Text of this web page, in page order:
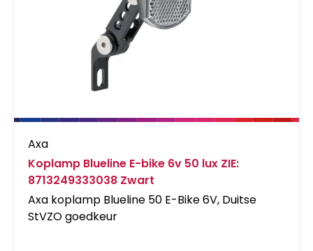
Axa
Koplamp Blueline E-bike 6v 50 lux ZIE:
8713249333038 Zwart
Axa koplamp Blueline 50 E-Bike 6V, Duitse
StVZO goedkeur